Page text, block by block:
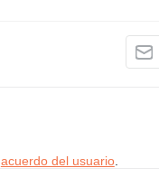
acuerdo del usuario.